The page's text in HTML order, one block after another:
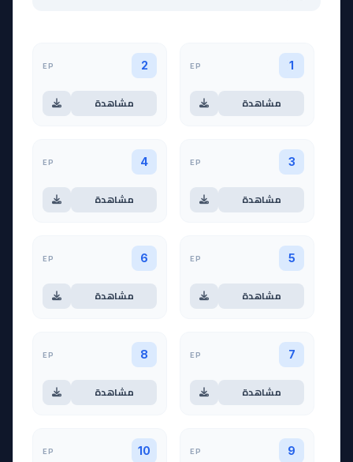
1
EP
مشاهدة
2
EP
مشاهدة
3
EP
مشاهدة
4
EP
مشاهدة
5
EP
مشاهدة
6
EP
مشاهدة
7
EP
مشاهدة
8
EP
مشاهدة
9
EP
10
EP